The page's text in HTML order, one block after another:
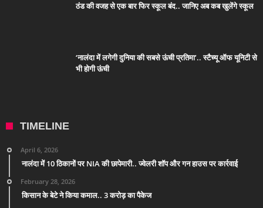
ठंड की वजह से एक बार फिर स्कूल बंद.. जानिए अब कब खुलेंगे स्कूल
‘नालंदा में लगेगी दुनिया की सबसे ऊंची प्रतिमा’.. स्टैच्यू ऑफ यूनिटी से
भी होगी ऊंची
TIMELINE
April 6, 2026
नालंदा में 10 ठिकानों पर NIA की छापेमारी.. ज्वेलरी शॉप और गन हाउस पर कार्रवाई
February 28, 2026
किसान के बेटे ने किया कमाल.. 3 करोड़ का पैकेज